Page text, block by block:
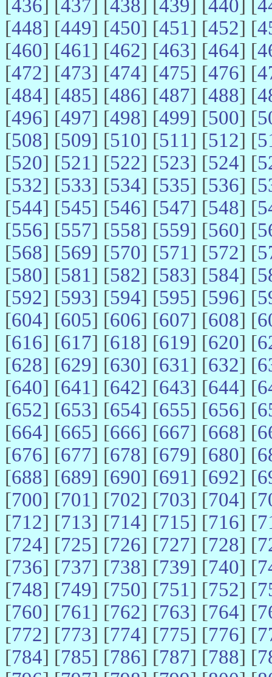
[436] [437] [438] [439] [440] [
[448] [449] [450] [451] [452] [
[460] [461] [462] [463] [464] [
[472] [473] [474] [475] [476] [
[484] [485] [486] [487] [488] [
[496] [497] [498] [499] [500] [
[508] [509] [510] [511] [512] [
[520] [521] [522] [523] [524] [
[532] [533] [534] [535] [536] [
[544] [545] [546] [547] [548] [
[556] [557] [558] [559] [560] [
[568] [569] [570] [571] [572] [
[580] [581] [582] [583] [584] [
[592] [593] [594] [595] [596] [
[604] [605] [606] [607] [608] [
[616] [617] [618] [619] [620] [
[628] [629] [630] [631] [632] [
[640] [641] [642] [643] [644] [
[652] [653] [654] [655] [656] [
[664] [665] [666] [667] [668] [
[676] [677] [678] [679] [680] [
[688] [689] [690] [691] [692] [
[700] [701] [702] [703] [704] [
[712] [713] [714] [715] [716] [
[724] [725] [726] [727] [728] [
[736] [737] [738] [739] [740] [
[748] [749] [750] [751] [752] [
[760] [761] [762] [763] [764] [
[772] [773] [774] [775] [776] [
[784] [785] [786] [787] [788] [